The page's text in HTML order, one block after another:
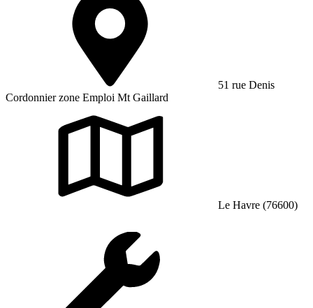
51 rue Denis
Cordonnier zone Emploi Mt Gaillard
Le Havre (76600)